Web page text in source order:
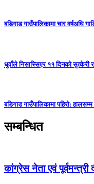
बडिगाड गाउँपालिकामा चार वर्षअघि
धुवाँले निसास्सिएर ११ दिनको सुत्केरी र
बडिगाड गाउँपालिकामा पहिरो:
सम्बन्धित
कांग्रेस नेता एवं